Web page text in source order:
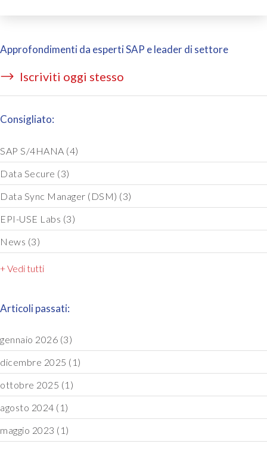
Approfondimenti da esperti SAP e leader di settore
Iscriviti oggi stesso
Consigliato:
SAP S/4HANA (4)
Data Secure (3)
Data Sync Manager (DSM) (3)
EPI-USE Labs (3)
News (3)
+ Vedi tutti
Articoli passati:
gennaio 2026 (3)
dicembre 2025 (1)
ottobre 2025 (1)
agosto 2024 (1)
maggio 2023 (1)